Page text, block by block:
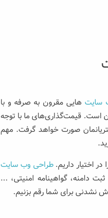
سایت‌ هایی مقرون به صرفه و با
است. قیمت‌گذاری‌های ما با توجه
صورت خواهد گرفت. مهم
در اختیار داریم.طراحی وب سایت
دامنه، گواهینامه امنیتی، ...
نشدنی برای شما رقم بزنیم.